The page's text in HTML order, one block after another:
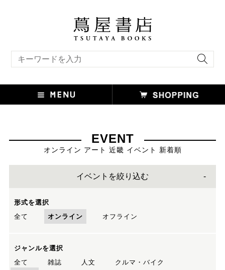
EVENT
オンライン アート 近畿 イベント 新着順
イベントを絞り込む
形式を選択
全て
オンライン オフライン
ジャンルを選択
全て
雑誌 人文
クルマ・バイク